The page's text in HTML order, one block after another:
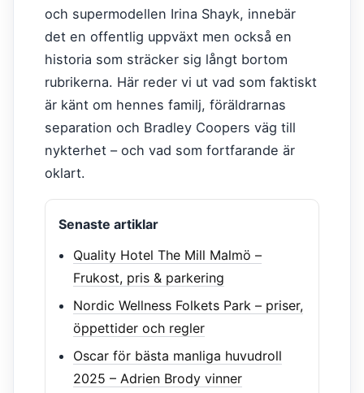
och supermodellen Irina Shayk, innebär
det en offentlig uppväxt men också en
historia som sträcker sig långt bortom
rubrikerna. Här reder vi ut vad som faktiskt
är känt om hennes familj, föräldrarnas
separation och Bradley Coopers väg till
nykterhet – och vad som fortfarande är
oklart.
Senaste artiklar
Quality Hotel The Mill Malmö –
Frukost, pris & parkering
Nordic Wellness Folkets Park – priser,
öppettider och regler
Oscar för bästa manliga huvudroll
2025 – Adrien Brody vinner